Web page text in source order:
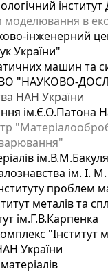
в
інженерний
України"
машин та
"НАУКОВО-
НАН України
ім.Є.О.Патона
ім. І.
проблем
металів та
ім.Г.В.Карпенка
"Інститут
України